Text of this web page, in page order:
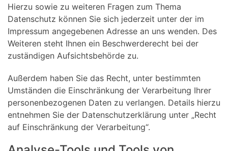
Hierzu sowie zu weiteren Fragen zum Thema
Datenschutz können Sie sich jederzeit unter der im
Impressum angegebenen Adresse an uns wenden. Des
Weiteren steht Ihnen ein Beschwerderecht bei der
zuständigen Aufsichtsbehörde zu.
Außerdem haben Sie das Recht, unter bestimmten
Umständen die Einschränkung der Verarbeitung Ihrer
personenbezogenen Daten zu verlangen. Details hierzu
entnehmen Sie der Datenschutzerklärung unter „Recht
auf Einschränkung der Verarbeitung“.